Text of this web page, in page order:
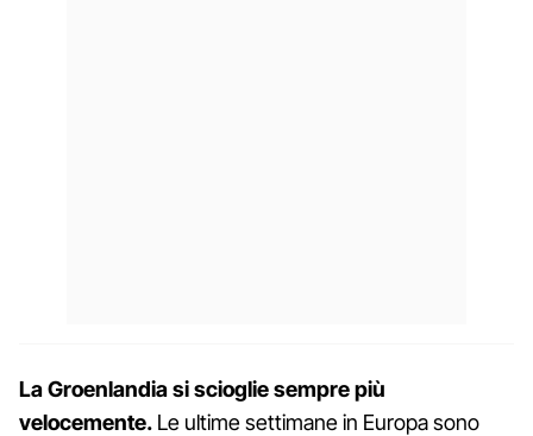
La Groenlandia si scioglie sempre più
velocemente. Le ultime settimane in Europa sono